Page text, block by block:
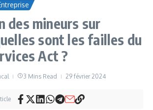
des mineurs sur
sont les failles du
Act ?
3 Mins Read 29 février 2024